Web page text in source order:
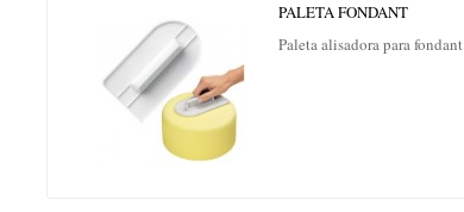
PALETA FONDANT
Paleta alisadora para fondant